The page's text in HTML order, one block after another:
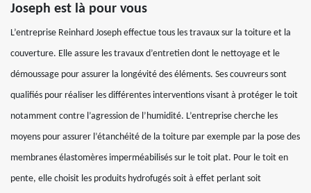
Joseph est là pour vous
L’entreprise Reinhard Joseph effectue tous les travaux sur la toiture et la
couverture. Elle assure les travaux d’entretien dont le nettoyage et le
démoussage pour assurer la longévité des éléments. Ses couvreurs sont
qualifiés pour réaliser les différentes interventions visant à protéger le toit
notamment contre l’agression de l’humidité. L’entreprise cherche les
moyens pour assurer l’étanchéité de la toiture par exemple par la pose des
membranes élastomères imperméabilisés sur le toit plat. Pour le toit en
pente, elle choisit les produits hydrofugés soit à effet perlant soit